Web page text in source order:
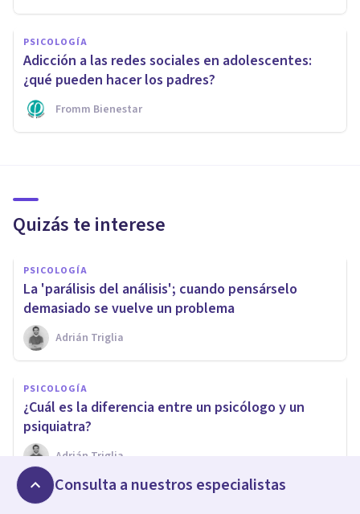
PSICOLOGÍA
Adicción a las redes sociales en adolescentes:
¿qué pueden hacer los padres?
Fromm Bienestar
Quizás te interese
PSICOLOGÍA
​La 'parálisis del análisis'; cuando pensárselo
demasiado se vuelve un problema
Adrián Triglia
PSICOLOGÍA
​¿Cuál es la diferencia entre un psicólogo y un
psiquiatra?
Adrián Triglia
PSICOLOGÍA SOCIAL Y RELACIONES PERSONALES
Consulta a nuestros especialistas